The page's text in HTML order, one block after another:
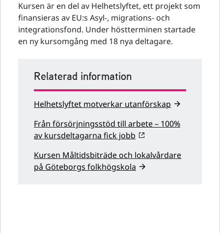
Kursen är en del av Helhetslyftet, ett projekt som
finansieras av EU:s Asyl-, migrations- och
integrationsfond. Under höstterminen startade
en ny kursomgång med 18 nya deltagare.
Relaterad information
Helhetslyftet motverkar utanförskap
Från försörjningsstöd till arbete – 100%
av kursdeltagarna fick jobb
Kursen Måltidsbiträde och lokalvårdare
på Göteborgs folkhögskola